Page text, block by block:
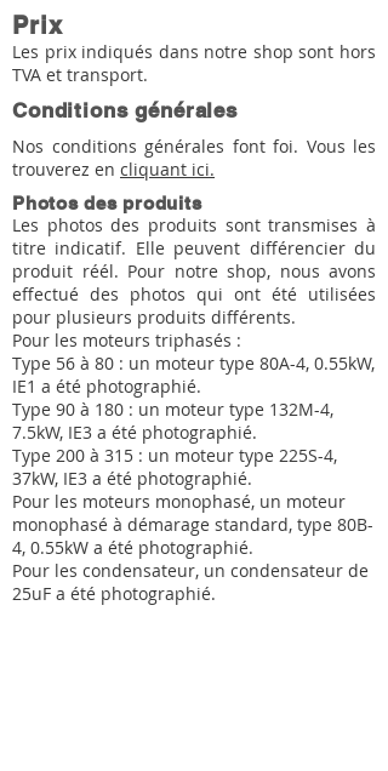
Prix
Les prix indiqués dans notre shop sont hors
TVA et transport.
Conditions générales
Nos conditions générales font foi. Vous les
trouverez en cliquant ici.
Photos des produits
Les photos des produits sont transmises à
titre indicatif. Elle peuvent différencier du
produit réél. Pour notre shop, nous avons
effectué des photos qui ont été utilisées
pour plusieurs produits différents.
Pour les moteurs triphasés :
Type 56 à 80 : un moteur type 80A-4, 0.55kW,
IE1 a été photographié.
Type 90 à 180 : un moteur type 132M-4,
7.5kW, IE3 a été photographié.
Type 200 à 315 : un moteur type 225S-4,
37kW, IE3 a été photographié.
Pour les moteurs monophasé, un moteur
monophasé à démarage standard, type 80B-
4, 0.55kW a été photographié.
Pour les condensateur, un condensateur de
25uF a été photographié.